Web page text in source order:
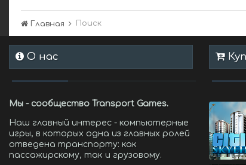
Главная Поиск
О нас
Мы - сообщество Transport Games.
Наш главный интерес - компьютерные
игры, в которых одна из главных ролей
отведена транспорту: как
пассажирскому, так и грузовому.